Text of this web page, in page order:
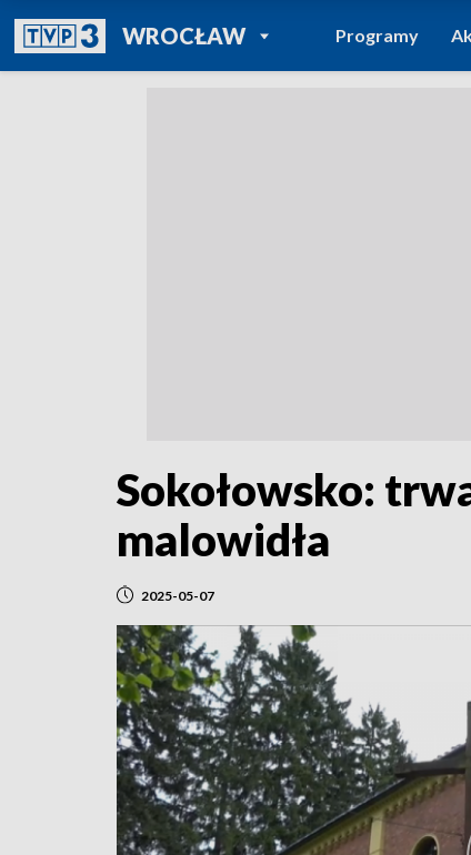
WROCŁAWPOWRÓT DO
TVP REGIONY
Programy
Sokołowsko:
malowidła
2025-05-07